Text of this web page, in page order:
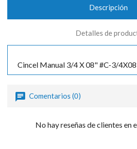
Descripción
Detalles de
Cincel Manual 3/4 X 08" #C-3/
Comentarios (0)
No hay reseñas de clientes en